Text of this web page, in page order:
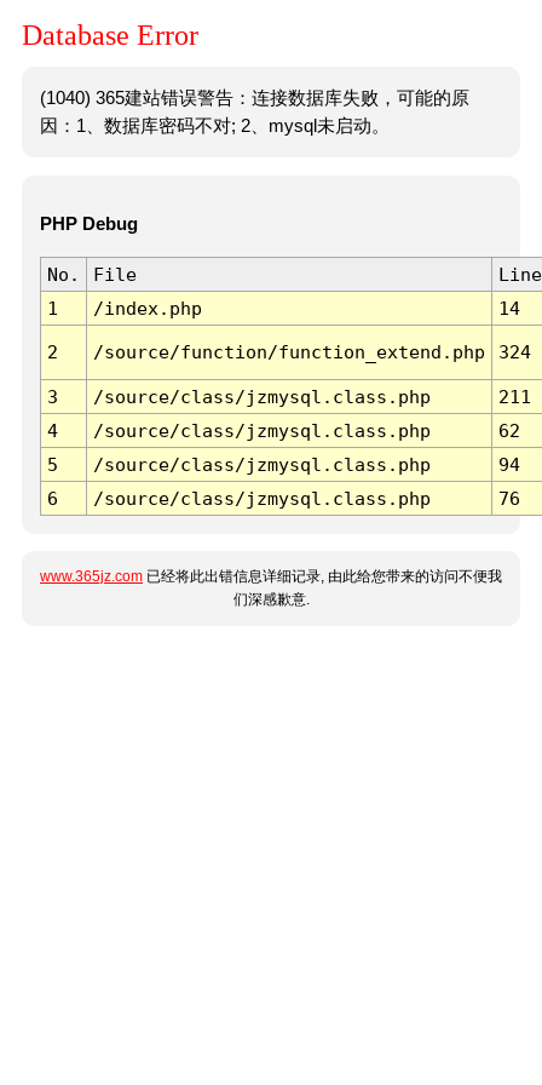
Database Error
(1040) 365建站错误警告：连接数据库失败，可能的原
因：1、数据库密码不对; 2、mysql未启动。
PHP Debug
No. File
Line
1
/index.php 14
2 /source/function/function_extend.php 324
3 /source/class/jzmysql.class.php
211
4
/source/class/jzmysql.class.php
62
5
/source/class/jzmysql.class.php
94
6
/source/class/jzmysql.class.php 76
www.365jz.com 已经将此出错信息详细记录, 由此给您带来的访问不便我
们深感歉意.